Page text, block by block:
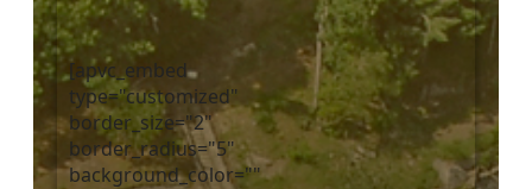
[apvc_embed
type="customized"
border_size="2"
border_radius="5"
background_color=""